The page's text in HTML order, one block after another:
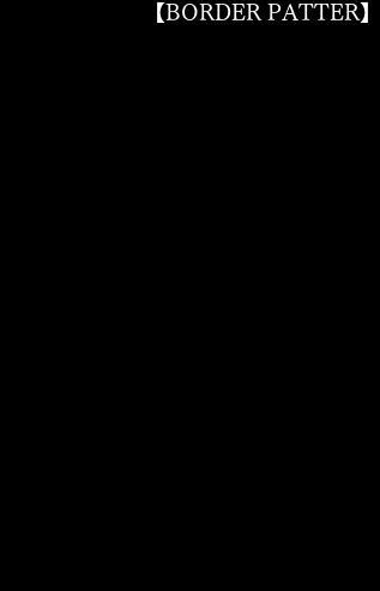
【BORDER PATTER】